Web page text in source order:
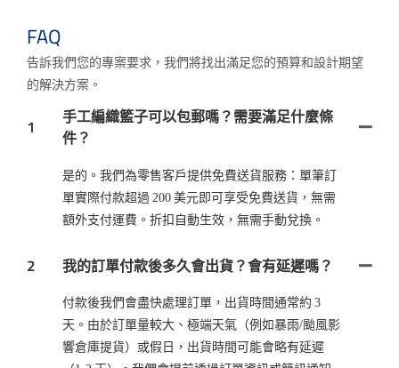
FAQ
告訴我們您的專案要求，我們將找出滿足您的預算和設計期望
的解決方案。
1
手工編織籃子可以包郵嗎？需要滿足什麼條
件？
是的。我們為零售客戶提供免費送貨服務：單筆訂
單實際付款超過 200 美元即可享受免費送貨，無需
額外支付運費。折扣自動生效，無需手動兌換。
2 我的訂單付款後多久會出貨？會有延遲嗎？
付款後我們會盡快處理訂單，出貨時間通常約 3
天。由於訂單量較大、極端天氣（例如暴雨/颱風影
響倉庫提貨）或假日，出貨時間可能會略有延遲